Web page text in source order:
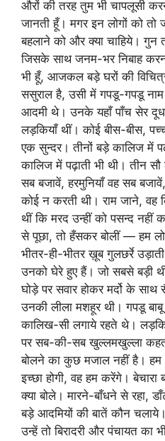
औरों की तरह तुम भी चापलूसी
जानती हूँ। मगर इन लोगों को
बहलाने को और क्या चाहिये।
जिसके साथ जनम-भर निबाह
भी हूँ, आजकल बड़े घरों की
ससुराल है, उसी में गपडू-गपडू
आदमी थे। उनके यहाँ पाँच सेर
लड़कियाँ थीं। कोई बीस-बीस,
एक सुन्दर। तीनों बड़े कालिज में
कालिज में पढ़ाती भी थी। तीन सौ
सब बजावें, हरमुनियाँ वह सब
कोई न करती थी। राम जाने, वह
थीं कि मरद उन्हीं को पसन्द नहीं
से पूछा, तो हँसकर बोलीं — हम
भीतर-ही-भीतर ख़ूब गुलछर्रे
उनको घेरे हुए हैं। जो सबसे बड़ी
घोड़े पर सवार होकर मर्दो के
उनकी लीला मशहूर थी। गपडू
कालिख-सी लगाये रहते थे।
पर सब-की-सब खुल्लमखुल्ला
बोलने का कुछ मजाल नहीं है। हम
इच्छा होगी, वह हम करेंगे।
क्या बोले। मारने-बाँधने से रहा,
बड़े आदमियों की बातें कौन
उन्हें तो बिरादरी और पंचायत का